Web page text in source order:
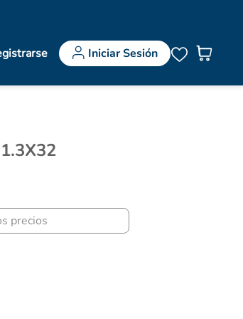
Iniciar Sesión
precios